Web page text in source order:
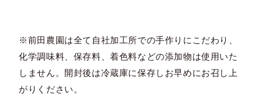
※前田農園は全て自社加工所での手作りにこだわり、
化学調味料、保存料、着色料などの添加物は使用いた
しません。開封後は冷蔵庫に保存しお早めにお召し上
がりください。